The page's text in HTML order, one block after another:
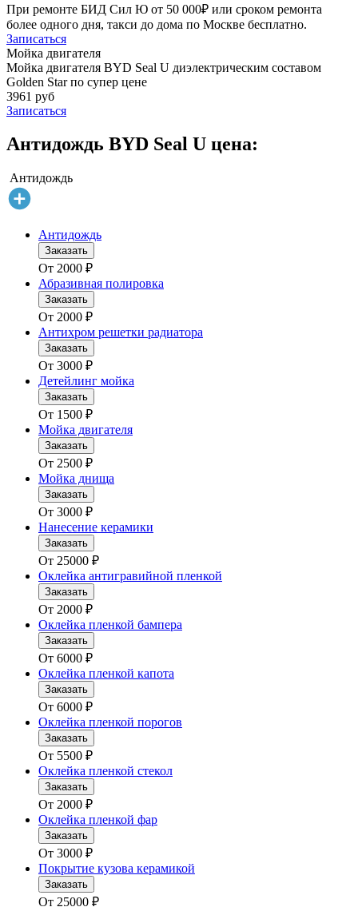
При ремонте БИД Сил Ю от 50 000₽ или сроком ремонта
более одного дня, такси до дома по Москве бесплатно.
Записаться
Мойка двигателя
Мойка двигателя BYD Seal U диэлектрическим составом
Golden Star по супер цене
3961 руб
Записаться
Антидождь BYD Seal U цена:
Антидождь
Антидождь
Заказать
От 2000 ₽
Абразивная полировка
Заказать
От 2000 ₽
Антихром решетки радиатора
Заказать
От 3000 ₽
Детейлинг мойка
Заказать
От 1500 ₽
Мойка двигателя
Заказать
От 2500 ₽
Мойка днища
Заказать
От 3000 ₽
Нанесение керамики
Заказать
От 25000 ₽
Оклейка антигравийной пленкой
Заказать
От 2000 ₽
Оклейка пленкой бампера
Заказать
От 6000 ₽
Оклейка пленкой капота
Заказать
От 6000 ₽
Оклейка пленкой порогов
Заказать
От 5500 ₽
Оклейка пленкой стекол
Заказать
От 2000 ₽
Оклейка пленкой фар
Заказать
От 3000 ₽
Покрытие кузова керамикой
Заказать
От 25000 ₽